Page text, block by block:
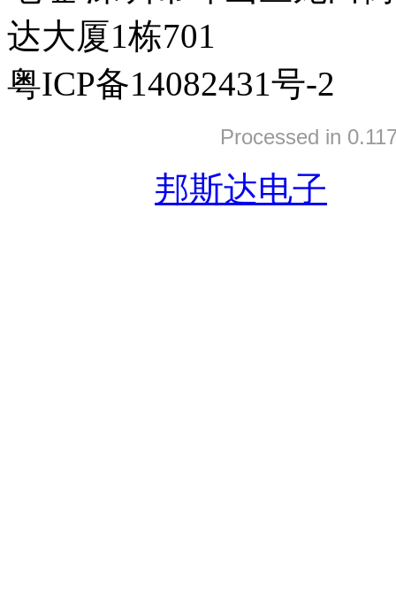
达大厦1栋701
粤ICP备14082431号-2
Processed in
邦斯达电子